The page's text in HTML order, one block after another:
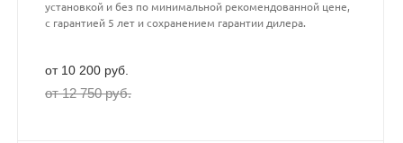
установкой и без по минимальной рекомендованной цене,
с гарантией 5 лет и сохранением гарантии дилера.
от 10 200 руб.
от 12 750 руб.